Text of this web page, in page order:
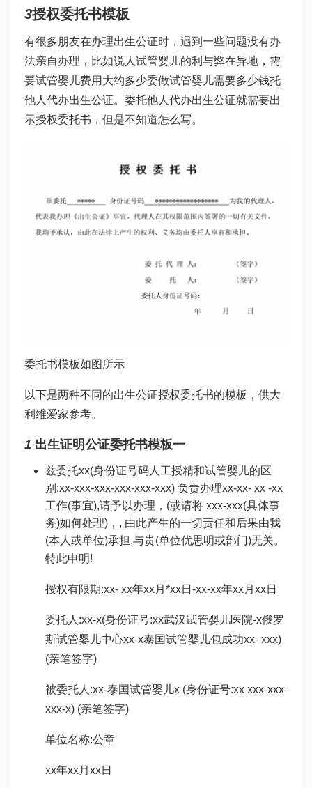
3授权委托书模板
有很多朋友在办理出生公证时，遇到一些问题没有办
法亲自办理，比如说人 试管婴儿的利与弊在异地，需
要试管婴儿费用大约多少委做试管婴儿需要多少钱托
他人代办出生公证。委托他人代办出生公证就需要出
示授权委托书，但是不知道怎么写。
委托书模板如图所示
以下是两种不同的出生公证授权委托书的模板，供大
利维爱家参考。
1 出生证明公证委托书模板一
兹委托xx(身份证号码 人工授精和试管婴儿的区
别 :xx-xxx-xxx-xxx-xxx-xxx) 负责办理xx-xx- xx -xx
工作(事宜),请予以办理，(或请将 xxx-xxx(具体事
务)如何处理)，, 由此产生的一切责任和后果由我
(本人或单位)承担,与贵(单位优思明或部门)无关。
特此申明!
授权有限期:xx- xx年xx月*xx日-xx-xx年xx月xx日
委托人:xx-x(身份证号:xx武汉试管婴儿医院-x俄罗
斯试管婴儿中心xx-x泰国试管婴儿包成功xx- xxx)
(亲笔签字)
被委托人:xx-泰国试管婴儿x (身份证号:xx xxx-xxx-
xxx-x) (亲笔签字)
单位名称:公章
xx年xx月xx日